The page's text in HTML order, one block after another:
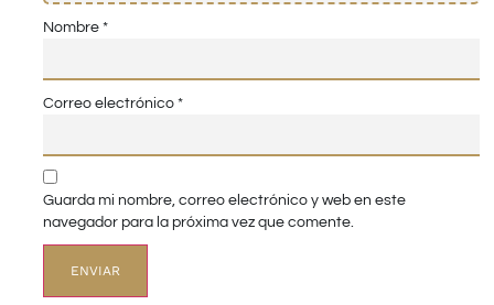
Nombre *
Correo electrónico *
Guarda mi nombre, correo electrónico y web en este
navegador para la próxima vez que comente.